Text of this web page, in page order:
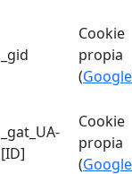
_gid
Cookie
propia
(Google
_gat_UA-
[ID]
Cookie
propia
(Google